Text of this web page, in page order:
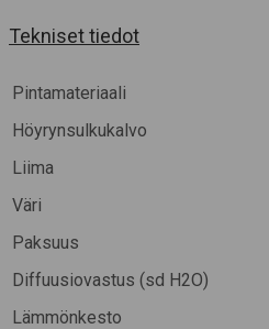
Tekniset tiedot
Pintamateriaali
Höyrynsulkukalvo
Liima
Väri
Paksuus
Diffuusiovastus (sd H2O)
Lämmönkesto